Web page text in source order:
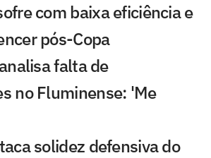
com baixa eficiência e
pós-Copa
falta de
no Fluminense: 'Me
solidez defensiva do